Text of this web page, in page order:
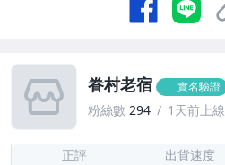
眷村老宿 實名驗證
粉絲數 294 1天前上線
正評 出貨速度